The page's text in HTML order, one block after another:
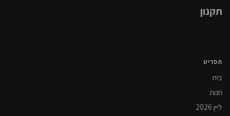
תקנון
תפריט
בית
חנות
ליין 2026